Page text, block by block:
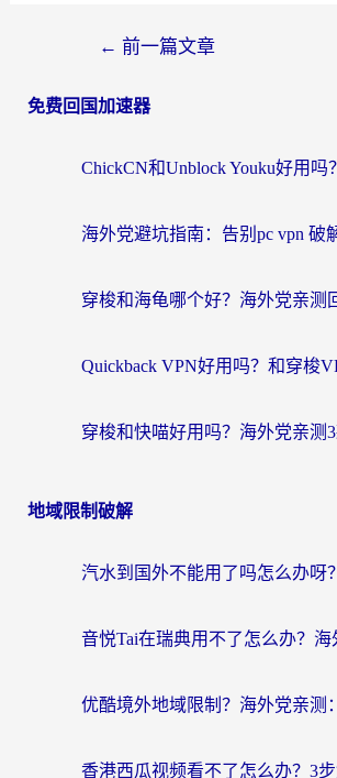
← 前一篇文章
免费回国加速器
地域限制破解